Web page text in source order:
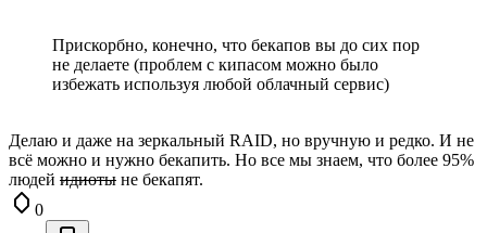
Прискорбно, конечно, что бекапов вы до сих пор
не делаете (проблем с кипасом можно было
избежать используя любой облачный сервис)
Делаю и даже на зеркальный RAID, но вручную и редко. И не
всё можно и нужно бекапить. Но все мы знаем, что более 95%
людей идиоты не бекапят.
0